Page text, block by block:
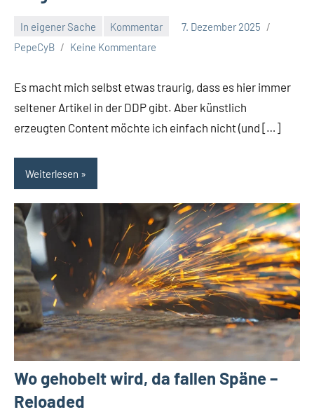
In eigener Sache Kommentar
7. Dezember 2025
PepeCyB
Keine Kommentare
Es macht mich selbst etwas traurig, dass es hier immer
seltener Artikel in der DDP gibt. Aber künstlich
erzeugten Content möchte ich einfach nicht (und […]
Weiterlesen
Wo gehobelt wird, da fallen Späne –
Reloaded